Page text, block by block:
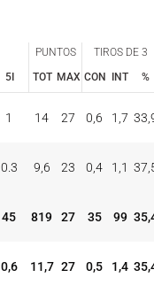
5I
PUNTOS TIROS DE 3
TOT MAX CON INT %
1 14 27 0,6 1,7
0.3 9,6 23 0,4 1,1
45 819 27 35 99
0,6 11,7 27 0,5 1,4